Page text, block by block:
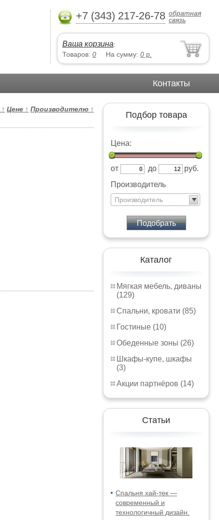
+7 (343) 217-26-78 обратная
связь
Ваша корзина:
Товаров: 0 На сумму: 0 р.
Контакты
Подбор товара
Цена:
от до
руб.
Производитель
Производитель
Подобрать
Каталог
Мягкая мебель, диваны
(129)
Спальни, кровати (85)
Гостиные (10)
Обеденные зоны (26)
Шкафы-купе, шкафы
(3)
Акции партнёров (14)
Статьи
Спальня хай-тек —
современный и
технологичный дизайн.
↑ Цене ↑ Производителю ↑